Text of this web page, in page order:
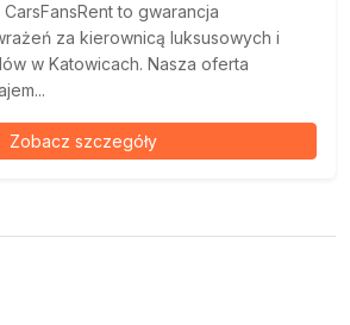
to gwarancja
za kierownicą luksusowych i
w Katowicach. Nasza oferta
Zobacz szczegóły